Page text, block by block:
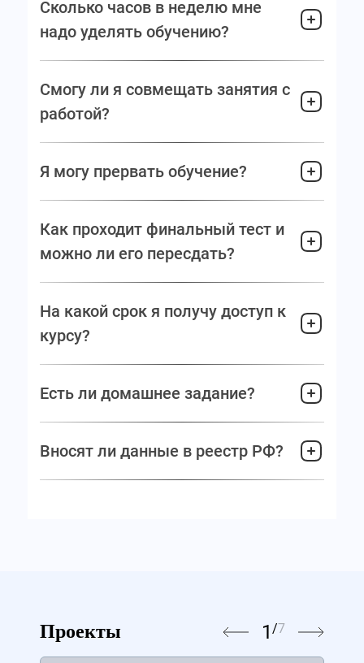
Сколько часов в неделю мне
надо уделять обучению?
Смогу ли я совмещать занятия с
работой?
Я могу прервать обучение?
Как проходит финальный тест и
можно ли его пересдать?
На какой срок я получу доступ к
курсу?
Есть ли домашнее задание?
Вносят ли данные в реестр РФ?
Проекты 1 /7